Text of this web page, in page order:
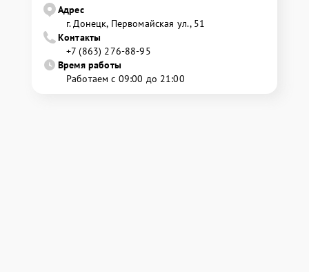
Адрес
г. Донецк, Первомайская ул., 51
Контакты
+7 (863) 276-88-95
Время работы
Работаем с 09:00 до 21:00